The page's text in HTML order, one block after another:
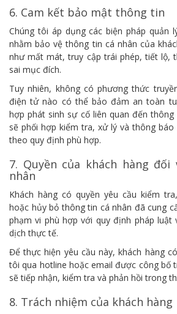
6. Cam kết bảo mật thông tin
Chúng tôi áp dụng các biện pháp quản
nhằm bảo vệ thông tin cá nhân của
như mất mát, truy cập trái phép, tiết lộ,
sai mục đích.
Tuy nhiên, không có phương thức
điện tử nào có thể bảo đảm an toàn
hợp phát sinh sự cố liên quan đến
sẽ phối hợp kiểm tra, xử lý và thông báo
theo quy định phù hợp.
7. Quyền của khách hàng
nhân
Khách hàng có quyền yêu cầu kiểm
hoặc hủy bỏ thông tin cá nhân đã cung
phạm vi phù hợp với quy định pháp luật
dịch thực tế.
Để thực hiện yêu cầu này, khách hàng
tôi qua hotline hoặc email được công bố
sẽ tiếp nhận, kiểm tra và phản hồi trong
8. Trách nhiệm của khách hàng